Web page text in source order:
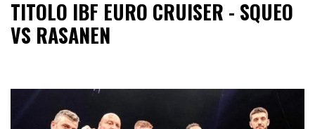
TITOLO IBF EURO CRUISER - SQUEO
VS RASANEN